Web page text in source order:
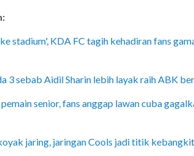
stadium', KDA FC tagih kehadiran fans
3 sebab Aidil Sharin lebih layak raih ABK
senior, fans anggap lawan cuba
jaring, jaringan Cools jadi titik